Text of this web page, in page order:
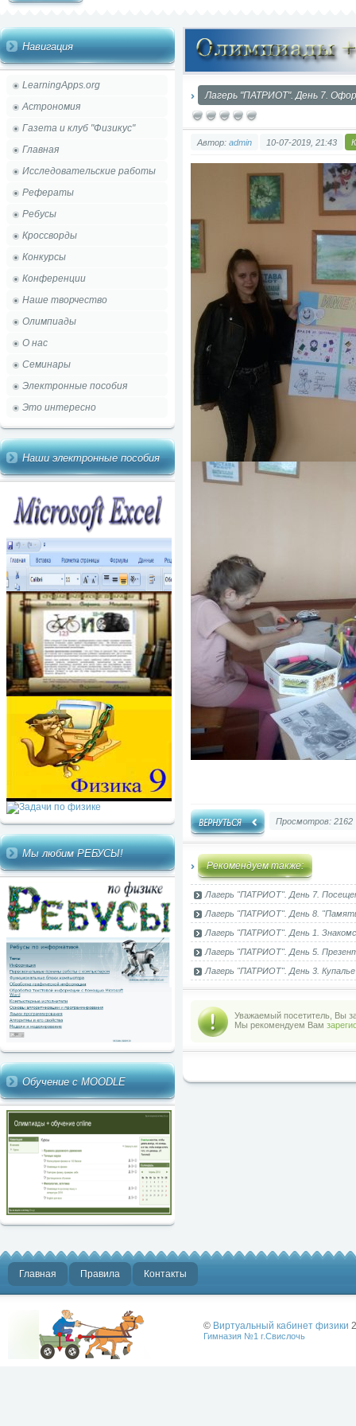
Навигация
LearningApps.org
Астрономия
Газета и клуб "Физикус"
Главная
Исследовательские работы
Рефераты
Ребусы
Кроссворды
Конкурсы
Конференции
Наше творчество
Олимпиады
О нас
Семинары
Электронные пособия
Это интересно
Наши электронные пособия
Мы любим РЕБУСЫ!
Обучение с MOODLE
Лагерь "ПАТРИОТ". День 7.
Автор: admin 10-07-2019, 21:43
Просмотров: 2162
Рекомендуем также:
Лагерь "ПАТРИОТ". День 7.
Лагерь "ПАТРИОТ". День 8.
Лагерь "ПАТРИОТ". День 1.
Лагерь "ПАТРИОТ". День 5.
Лагерь "ПАТРИОТ". День 3.
Уважаемый посетитель, Вы
Мы рекомендуем Вам
Главная Правила Контакты
© Виртуальный кабинет физики
Гимназия №1 г.Свислочь